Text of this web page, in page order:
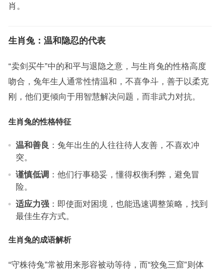
肖。
生肖兔：温和隐忍的代表
“卖剑买牛”中的和平与退隐之意，与生肖兔的性格高度
吻合，兔年生人通常性情温和，不喜争斗，善于以柔克
刚，他们更倾向于用智慧解决问题，而非武力对抗。
生肖兔的性格特征
温和善良 ：兔年出生的人往往待人友善，不喜欢冲
突。
谨慎低调 ：他们行事稳妥，懂得权衡利弊，避免冒
险。
适应力强：即使面对困境，也能迅速调整策略，找到
最佳生存方式。
生肖兔的成语解析
“守株待兔”常被用来形容被动等待，而“狡兔三窟”则体